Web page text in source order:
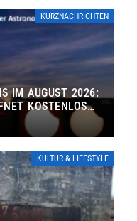
KURZNACHRICHTEN
IM AUGUST 2026:
KOSTENLOS
KULTUR & LIFESTYLE